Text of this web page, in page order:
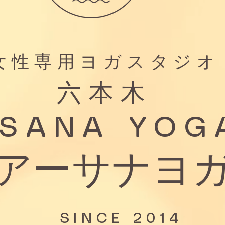
性専用ヨガスタジオ
六本木
ーサナヨ
SINCE 2014